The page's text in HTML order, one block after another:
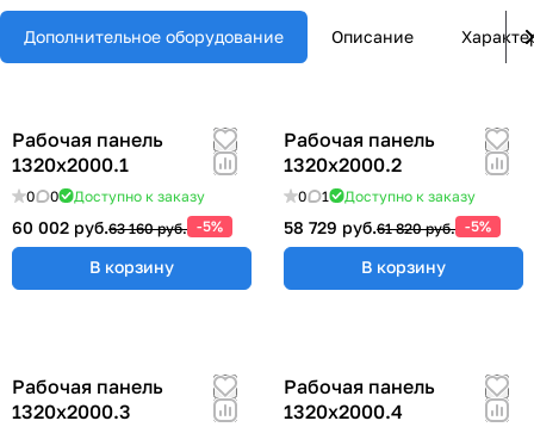
Дополнительное оборудование Описание
Рабочая панель
1320х2000.1
0 0 Доступно к заказу
60 002 руб.63 160 руб. -5%
В корзину
Рабочая панель
1320х2000.2
0 1 Доступно к заказу
58 729 руб.61 820 руб. -5%
В корзину
Рабочая панель
1320х2000.3
Рабочая панель
1320х2000.4